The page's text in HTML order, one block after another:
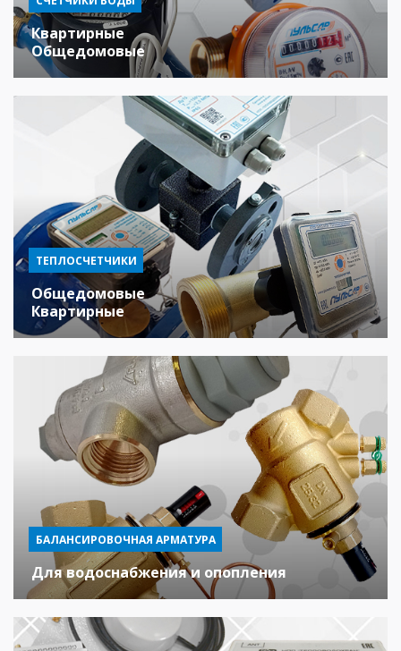
Квартирные
Общедомовые
ТЕПЛОСЧЕТЧИКИ
Общедомовые
Квартирные
БАЛАНСИРОВОЧНАЯ АРМАТУРА
Для водоснабжения и опопления